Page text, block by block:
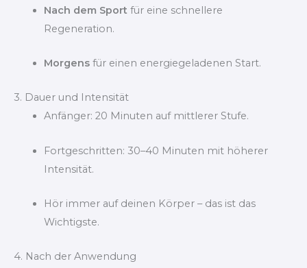
Nach dem Sportfür eine schnellere
Regeneration.
Morgensfür einen energiegeladenen Start.
3. Dauer und Intensität
Anfänger: 20 Minuten auf mittlerer Stufe.
Fortgeschritten: 30–40 Minuten mit höherer
Intensität.
Hör immer auf deinen Körper – das ist das
Wichtigste.
4. Nach der Anwendung